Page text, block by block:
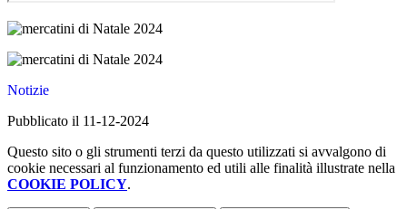
Notizie
Pubblicato il 11-12-2024
Questo sito o gli strumenti terzi da questo utilizzati si avvalgono di
cookie necessari al funzionamento ed utili alle finalità illustrate nella
COOKIE POLICY.